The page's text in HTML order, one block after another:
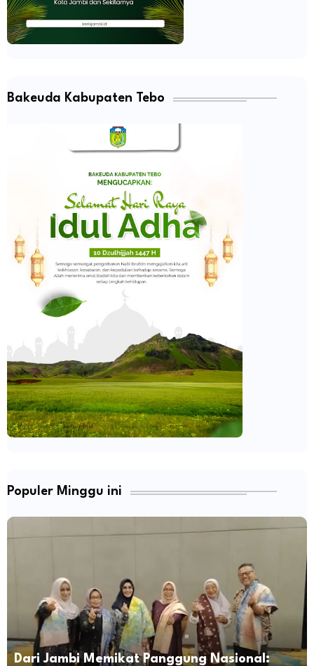
Bakeuda Kabupaten Tebo
Populer Minggu ini
Dari Jambi Memikat Panggung Nasional: